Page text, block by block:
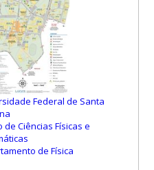
Federal de Santa
de Ciências Físicas e
de Física